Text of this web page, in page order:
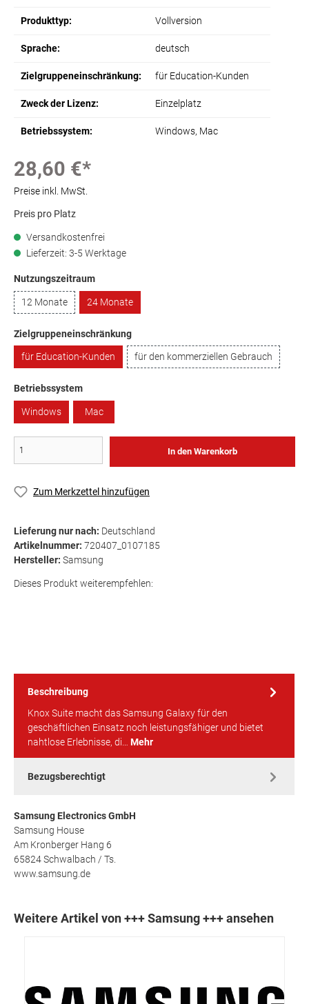
Produkttyp: Vollversion
Sprache: deutsch
Zielgruppeneinschränkung: für Education-Kunden
Zweck der Lizenz: Einzelplatz
Betriebssystem: Windows, Mac
28,60 €*
Preise inkl. MwSt.
Preis pro Platz
Versandkostenfrei
Lieferzeit: 3-5 Werktage
Nutzungszeitraum
12 Monate
24 Monate
Zielgruppeneinschränkung
für Education-Kunden
für den kommerziellen Gebrauch
Betriebssystem
Windows
Mac
In den Warenkorb
Zum Merkzettel hinzufügen
Lieferung nur nach: Deutschland
Artikelnummer: 720407_0107185
Hersteller: Samsung
Dieses Produkt weiterempfehlen:
Beschreibung
Knox Suite macht das Samsung Galaxy für den
geschäftlichen Einsatz noch leistungsfähiger und bietet
nahtlose Erlebnisse, di… Mehr
Bezugsberechtigt
Samsung Electronics GmbH
Samsung House
Am Kronberger Hang 6
65824 Schwalbach / Ts.
www.samsung.de
Weitere Artikel von +++ Samsung +++ ansehen